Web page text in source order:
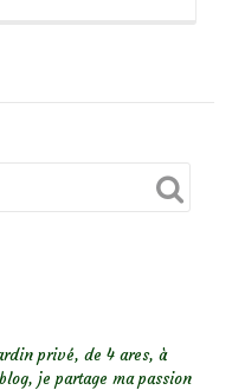
privé, de 4 ares, à
je partage ma passion